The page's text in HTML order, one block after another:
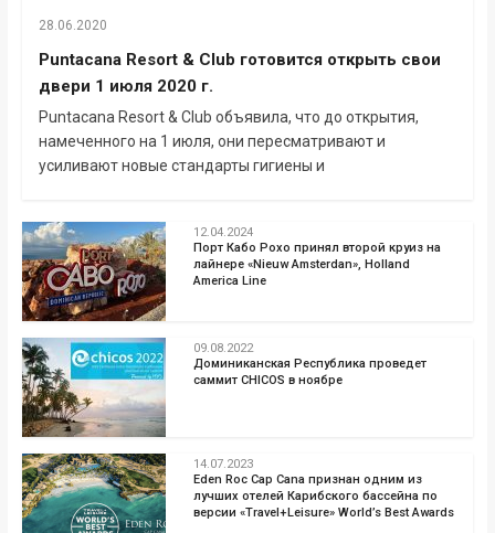
28.06.2020
Puntacana Resort & Club готовится открыть свои
двери 1 июля 2020 г.
Puntacana Resort & Club объявила, что до открытия,
намеченного на 1 июля, они пересматривают и
усиливают новые стандарты гигиены и
12.04.2024
Порт Кабо Рохо принял второй круиз на
лайнере «Nieuw Amsterdan», Holland
America Line
09.08.2022
Доминиканская Республика проведет
саммит CHICOS в ноябре
14.07.2023
Eden Roc Cap Cana признан одним из
лучших отелей Карибского бассейна по
версии «Travel+Leisure» World’s Best Awards